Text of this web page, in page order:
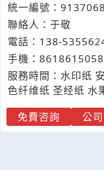
統一編號：
聯絡人：于敬
電話： 138-535
手機： 861861 5
服務時間：水印纸
色纤维纸 圣经纸 水
免費咨詢
公